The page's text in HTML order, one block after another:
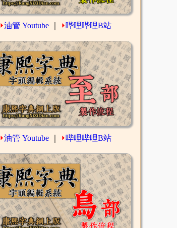
⏵油管 Youtube ⏵哔哩哔哩B站
⏵油管 Youtube ⏵哔哩哔哩B站